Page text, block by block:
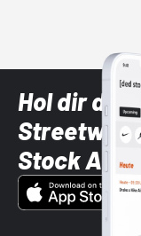
Hol dir die
Stock App